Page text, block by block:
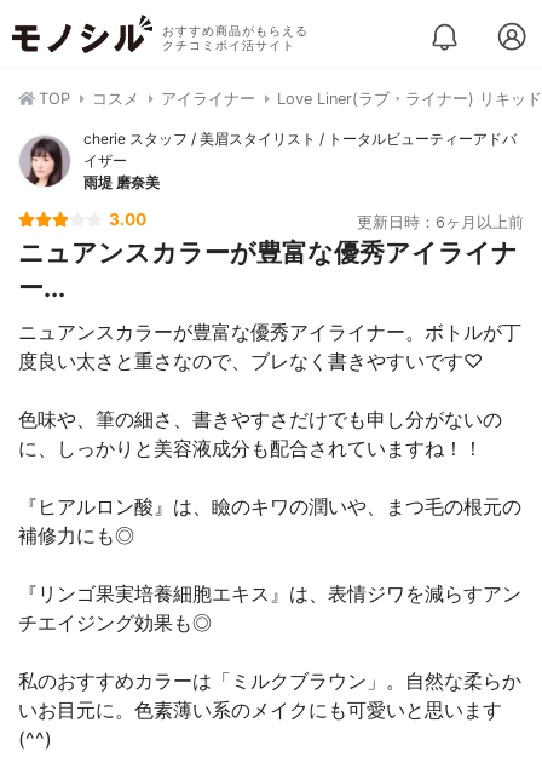
おすすめ商品がもらえる
クチコミポイ活サイト
TOP コスメ アイライナー Love Liner(ラブ・ライナー) リキッ
cherie スタッフ / 美眉スタイリスト / トータルビューティーアドバ
イザー
雨堤 磨奈美
3.00 更新日時：6ヶ月以上前
ニュアンスカラーが豊富な優秀アイライナ
ー...
ニュアンスカラーが豊富な優秀アイライナー。ボトルが丁
度良い太さと重さなので、ブレなく書きやすいです♡
色味や、筆の細さ、書きやすさだけでも申し分がないの
に、しっかりと美容液成分も配合されていますね！！
『ヒアルロン酸』は、瞼のキワの潤いや、まつ毛の根元の
補修力にも◎
『リンゴ果実培養細胞エキス』は、表情ジワを減らすアン
チエイジング効果も◎
私のおすすめカラーは「ミルクブラウン」。自然な柔らか
いお目元に。色素薄い系のメイクにも可愛いと思います
(^^)